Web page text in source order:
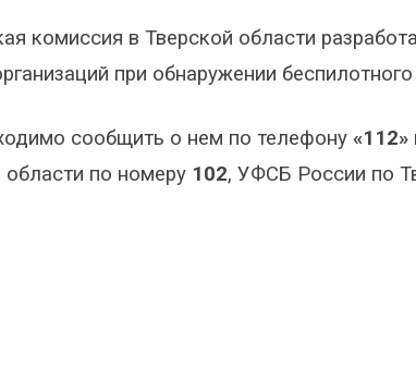
комиссия в Тверской области
при обнаружении
сообщить о нем по телефону «112»
по номеру 102, УФСБ России по